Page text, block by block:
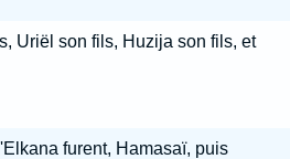
Uriël son fils, Huzija son fils, et
furent, Hamasaï, puis